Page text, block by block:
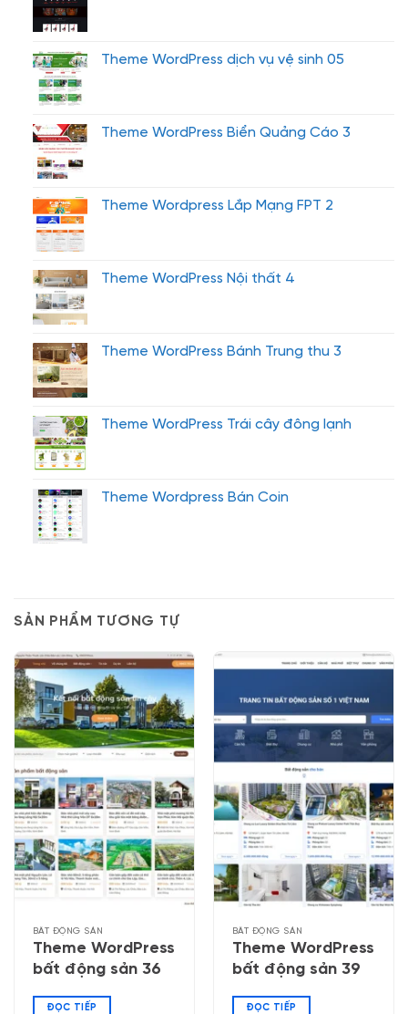
Theme WordPress dịch vụ vệ sinh 05
Theme WordPress Biển Quảng Cáo 3
Theme Wordpress Lắp Mạng FPT 2
Theme WordPress Nội thất 4
Theme WordPress Bánh Trung thu 3
Theme WordPress Trái cây đông lạnh
Theme Wordpress Bán Coin
SẢN PHẨM TƯƠNG TỰ
BẤT ĐỘNG SẢN
Theme WordPress
bất động sản 36
ĐỌC TIẾP
BẤT ĐỘNG SẢN
Theme WordPress
bất động sản 39
ĐỌC TIẾP